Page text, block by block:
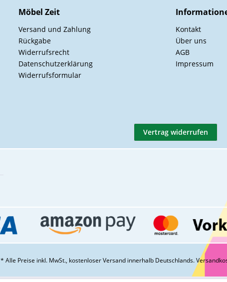
Möbel Zeit
Versand und Zahlung
Rückgabe
Widerrufsrecht
Datenschutzerklärung
Widerrufsformular
Kontakt
Über uns
AGB
Impressum
Vertrag widerrufen
* Alle Preise inkl. MwSt., kostenloser Versand innerhalb Deutschlands.